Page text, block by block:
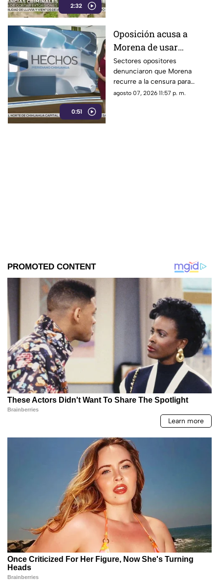
2:32
0:51
Oposición acusa a
Morena de usar
censura para ocultar
seńalamientos de
narcopolítica
Sectores opositores
denunciaron que Morena
recurre a la censura para
imponer su versión oficial y
agosto 07, 2026 11:57 p. m.